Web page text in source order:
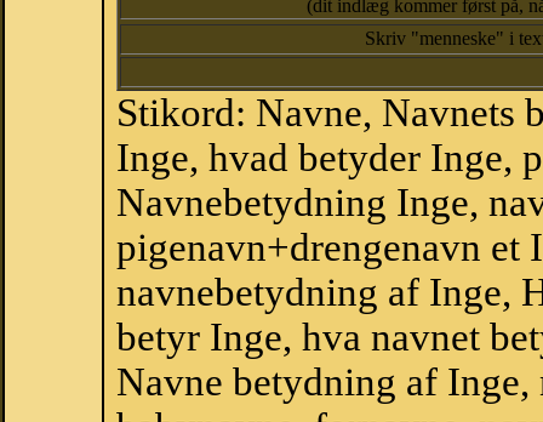
(dit indlæg kommer først på,
Skriv "menneske" i
Stikord: Navne, Navnets
Inge, hvad betyder Inge,
Navnebetydning Inge,
pigenavn+drengenavn et
navnebetydning af Inge,
betyr Inge, hva navnet
Navne betydning af